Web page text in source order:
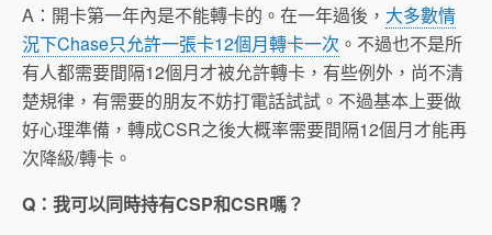
A：開卡第一年內是不能轉卡的。在一年過後， 大多數情
況下Chase只允許一張卡12個月轉卡一次 。不過也不是所
有人都需要間隔12個月才被允許轉卡，有些例外，尚不清
楚規律，有需要的朋友不妨打電話試試。不過基本上要做
好心理準備，轉成CSR之後大概率需要間隔12個月才能再
次降級/轉卡。
Q：我可以同時持有CSP和CSR嗎？